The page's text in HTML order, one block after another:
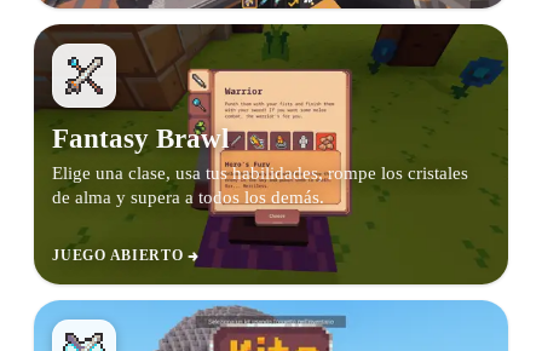
Fantasy Brawl
Elige una clase, usa tus habilidades, rompe los cristales
de alma y supera a todos los demás.
JUEGO ABIERTO